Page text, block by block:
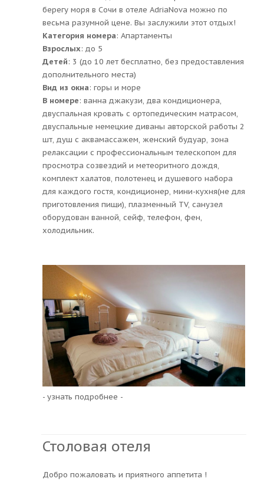
берегу моря в Сочи в отеле AdriaNova можно по
весьма разумной цене. Вы заслужили этот отдых!
Категория номера: Апартаменты
Взрослых: до 5
Детей: 3 (до 10 лет бесплатно, без предоставления
дополнительного места)
Вид из окна: горы и море
В номере: ванна джакузи, два кондиционера,
двуспальная кровать с ортопедическим матрасом,
двуспальные немецкие диваны авторской работы 2
шт, душ с аквамассажем, женский будуар, зона
релаксации с профессиональным телескопом для
просмотра созвездий и метеоритного дождя,
комплект халатов, полотенец и душевого набора
для каждого гостя, кондиционер, мини-кухня(не для
приготовления пищи), плазменный TV, санузел
оборудован ванной, сейф, телефон, фен,
холодильник.
- узнать подробнее -
Столовая отеля
Добро пожаловать и приятного аппетита !